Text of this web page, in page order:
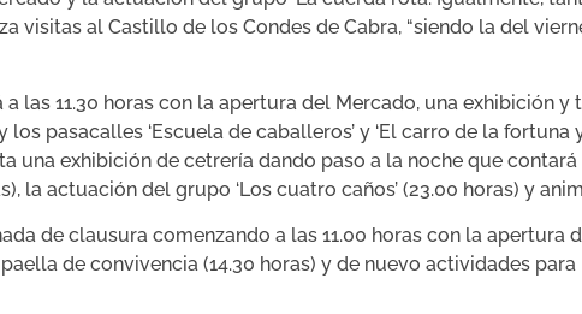
visitas al Castillo de los Condes de Cabra, “siendo la del
las 11.30 horas con la apertura del Mercado, una exhibición
pasacalles ‘Escuela de caballeros’ y ‘El carro de la fortuna
una exhibición de cetrería dando paso a la noche que
la actuación del grupo ‘Los cuatro caños’ (23.00 horas) y
de clausura comenzando a las 11.00 horas con la apertura
de convivencia (14.30 horas) y de nuevo actividades